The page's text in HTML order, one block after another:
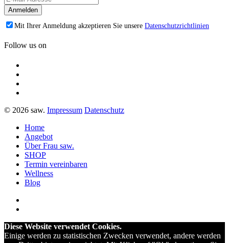
Mit Ihrer Anmeldung akzeptieren Sie unsere Datenschutzrichtlinien
Follow us on
© 2026 saw. Impressum Datenschutz
Home
Angebot
Über Frau saw.
SHOP
Termin vereinbaren
Wellness
Blog
Diese Website verwendet Cookies.
Einige werden zu statistischen Zwecken verwendet, andere werden